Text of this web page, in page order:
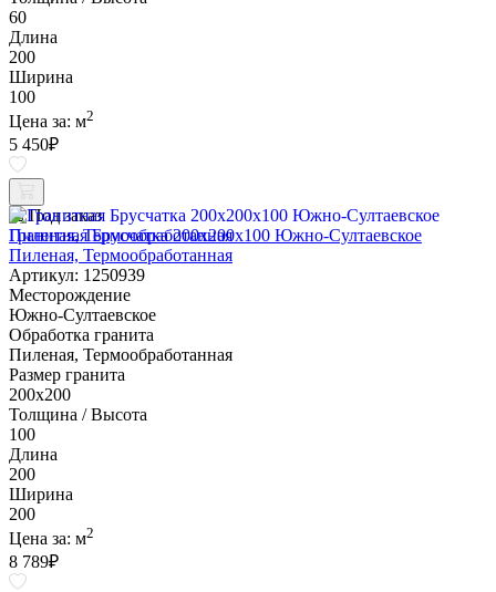
60
Длина
200
Ширина
100
Цена за: м2
5 450₽
Под заказ
Гранитная Брусчатка 200х200x100 Южно-Султаевское
Пиленая, Термообработанная
Артикул: 1250939
Месторождение
Южно-Султаевское
Обработка гранита
Пиленая, Термообработанная
Размер гранита
200х200
Толщина / Высота
100
Длина
200
Ширина
200
Цена за: м2
8 789₽